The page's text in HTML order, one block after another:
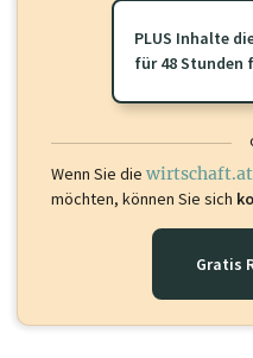
PLUS Inhalte
für 48 Stunden
Wenn Sie die wirtschaft.at
möchten, können Sie sich
Gratis